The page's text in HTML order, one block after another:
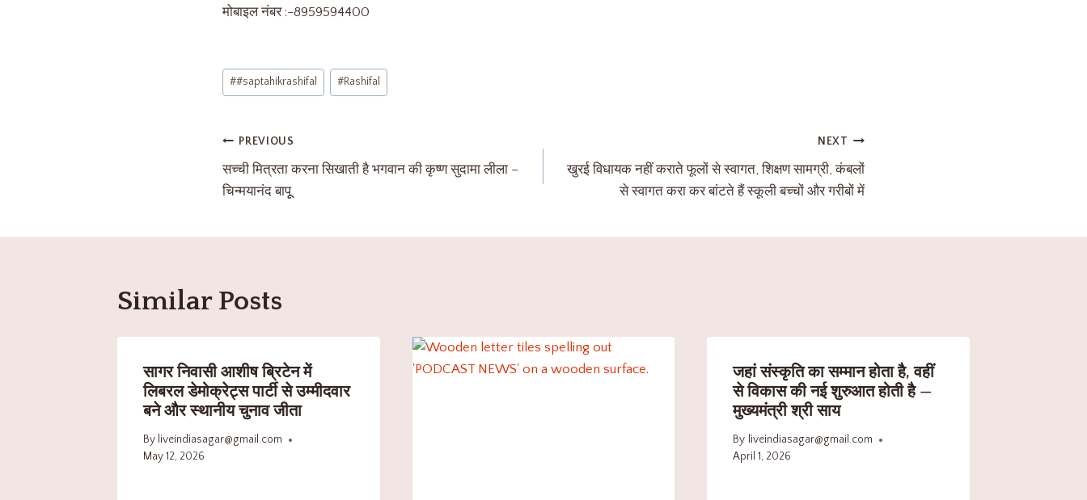
मोबाइल नंबर :-8959594400
##saptahikrashifal #Rashifal
PREVIOUS
सच्ची मित्रता करना सिखाती है भगवान की कृष्ण सुदामा लीला –
चिन्मयानंद बापूू
NEXT
खुरई विधायक नहीं कराते फूलों से स्वागत, शिक्षण सामग्री, कंबलों
से स्वागत करा कर बांटते हैं स्कूली बच्चों और गरीबों में
Similar Posts
सागर निवासी आशीष ब्रिटेन में
लिबरल डेमोक्रेट्स पार्टी से उम्मीदवार
बने और स्थानीय चुनाव जीता
By liveindiasagar@gmail.com
May 12, 2026
जहां संस्कृति का सम्मान होता है, वहीं
से विकास की नई शुरुआत होती है —
मुख्यमंत्री श्री साय
By liveindiasagar@gmail.com
April 1, 2026